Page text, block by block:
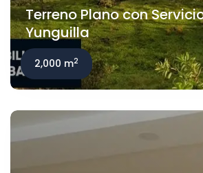
Terreno Plano con
Yunguilla
2,000 m2